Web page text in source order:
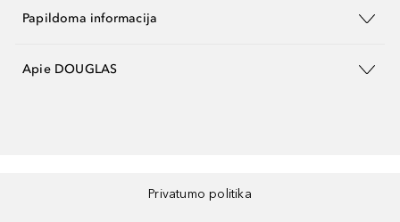
Papildoma informacija
Apie DOUGLAS
Privatumo politika